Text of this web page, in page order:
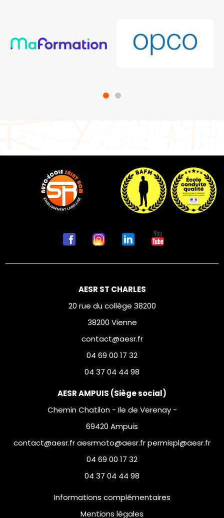
AESR ST CHARLES
20 rue du collège 38200
38200 Vienne
contact@aesr.fr
04 69 00 17 32
04 37 04 44 98
AESR AMPUIS (Siège social)
Chemin Chatilon - Ile de Verenay -
69420 Ampuis
contact@aesr.fr aesrmoto@aesr.fr permispl@aesr.fr
04 69 00 17 32
04 37 04 44 98
Informations complémentaires
Mentions légales